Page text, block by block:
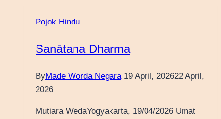
Pojok Hindu
Sanātana Dharma
ByMade Worda Negara 19 April, 202622 April,
2026
Mutiara WedaYogyakarta, 19/04/2026 Umat